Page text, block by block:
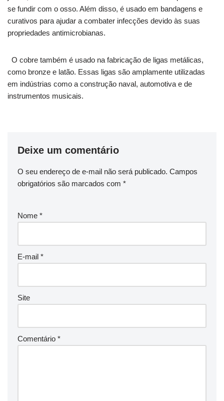
se fundir com o osso. Além disso, é usado em bandagens e
curativos para ajudar a combater infecções devido às suas
propriedades antimicrobianas.
O cobre também é usado na fabricação de ligas metálicas,
como bronze e latão. Essas ligas são amplamente utilizadas
em indústrias como a construção naval, automotiva e de
instrumentos musicais.
Deixe um comentário
O seu endereço de e-mail não será publicado. Campos
obrigatórios são marcados com *
Nome *
E-mail *
Site
Comentário *